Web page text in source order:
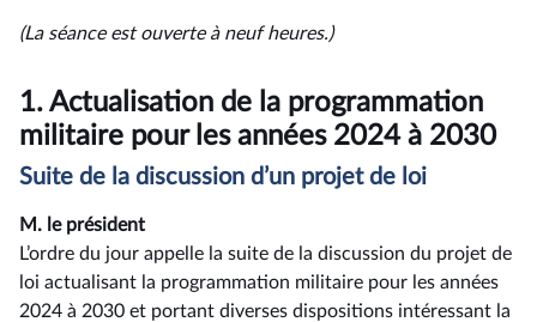
(La séance est ouverte à neuf heures.)
1. Actualisation de la programmation
militaire pour les années 2024 à 2030
Suite de la discussion d’un projet de loi
M. le président
L’ordre du jour appelle la suite de la discussion du projet de
loi actualisant la programmation militaire pour les années
2024 à 2030 et portant diverses dispositions intéressant la